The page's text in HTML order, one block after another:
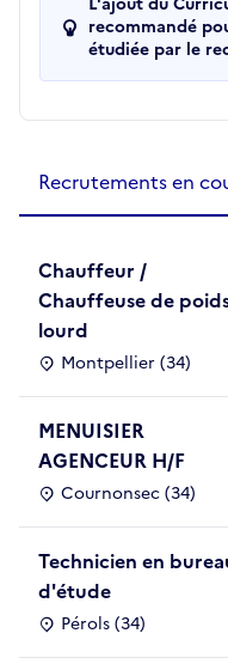
recommandé
étudiée par le
Recrutements en
Chauffeur /
Chauffeuse de
lourd
Montpellier (34)
MENUISIER
AGENCEUR H/F
Cournonsec (34)
Technicien en
d'étude
Pérols (34)